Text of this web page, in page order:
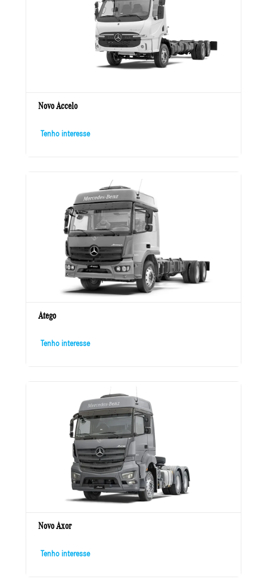
Novo Accelo
Tenho interesse
Atego
Tenho interesse
Novo Axor
Tenho interesse